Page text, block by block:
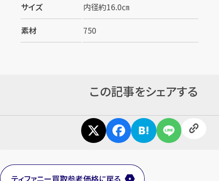
分！ 今すぐ査定金額をお伝えいた
無料査定
サイズ
内径約16.0㎝
素材
750
この記事をシェアする